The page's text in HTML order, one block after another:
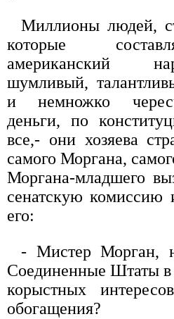
Миллионы людей,
которые
американский
шумливый,
и немножко
деньги, по
все,- они хозяева
самого Моргана,
Моргана-младшего
сенатскую комиссию
его:
- Мистер Морган,
Соединенные Штаты
корыстных
обогащения?